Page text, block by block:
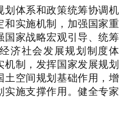
划体系和政策统筹协调机
和实施机制，加强国家重
国家战略宏观引导、统筹
济社会发展规划制度体
制，发挥国家发展规划
土空间规划基础作用，增
实施支撑作用。健全专家